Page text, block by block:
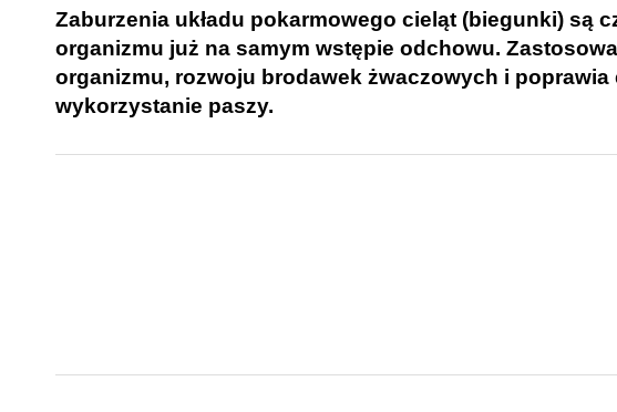
Zaburzenia układu pokarmowego cieląt (biegunki) są
organizmu już na samym wstępie odchowu.
organizmu, rozwoju brodawek żwaczowych i
wykorzystanie paszy.